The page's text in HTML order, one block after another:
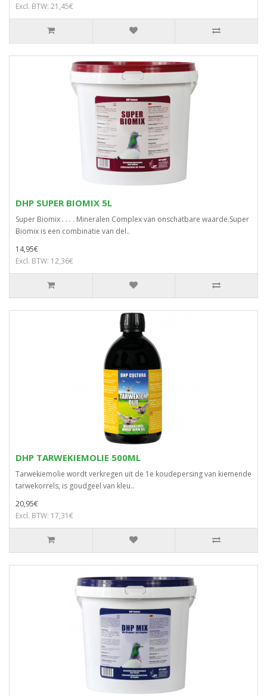
Excl. BTW: 21,45€
DHP SUPER BIOMIX 5L
Super Biomix . . . . Mineralen Complex van onschatbare waarde.Super
Biomix is een combinatie van del..
14,95€
Excl. BTW: 12,36€
DHP TARWEKIEMOLIE 500ML
Tarwekiemolie wordt verkregen uit de 1e koudepersing van kiemende
tarwekorrels, is goudgeel van kleu..
20,95€
Excl. BTW: 17,31€